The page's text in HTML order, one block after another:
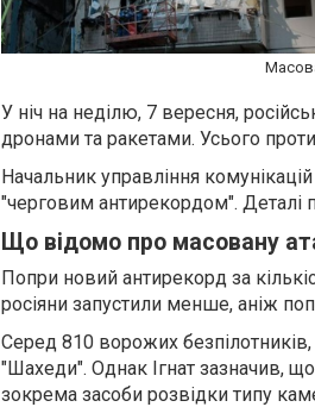
У ніч на неділю, 7 вересня,
дронами та ракетами. Усього
Начальник управління
"черговим антирекордом". Деталі
Що відомо про масовану
Попри новий антирекорд за
росіяни запустили менше, аніж
Серед 810 ворожих
"Шахеди". Однак Ігнат зазначив,
зокрема засоби розвідки типу